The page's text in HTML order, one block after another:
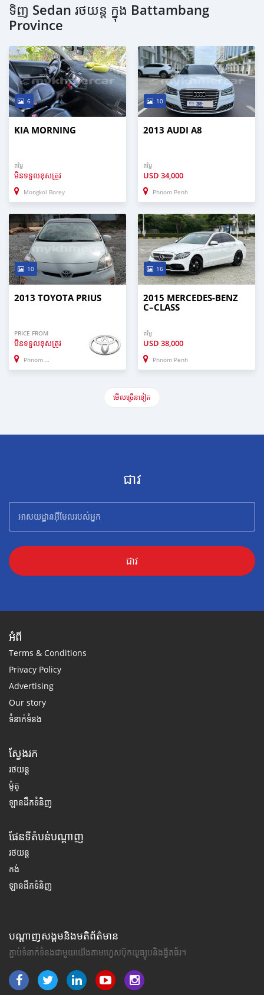
ទិញ Sedan រថយន្ត ក្នុង Battambang
Province
6
KIA MORNING
តម្លៃ
មិនទទួលខុសត្រូវ
Mongkol Borey
10
2013 AUDI A8
តម្លៃ
USD 34,000
Phnom Penh
10
2013 TOYOTA PRIUS
PRICE FROM
មិនទទួលខុសត្រូវ
Phnom Penh
16
2015 MERCEDES-BENZ
C–CLASS
តម្លៃ
USD 38,000
Phnom Penh
មើល​ច្រើន​ទៀត
ជាវ
ជាវ
អំពី
Terms & Conditions
Privacy Policy
Advertising
Our story
ទំនាក់ទំនង
ស្វែងរក
រថយន្ត
ម៉ូតូ
ឡានដឹកទំនិញ
ផែនទីតំបន់បណ្តាញ
រថយន្ត
កង់
ឡានដឹកទំនិញ
បណ្តាញសង្គមនិងមតិព័ត៌មាន
ភ្ជាប់ទំនាក់ទំនងជាមួយយើងតាមហ្វេសប៊ុកយូធ្យូបនិងធ្វីតធ័រ។